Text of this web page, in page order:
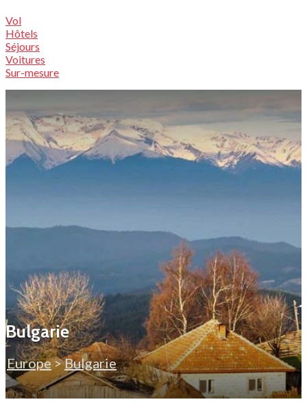
Vol
Hôtels
Séjours
Voitures
Sur-mesure
Bulgarie
Europe>Bulgarie